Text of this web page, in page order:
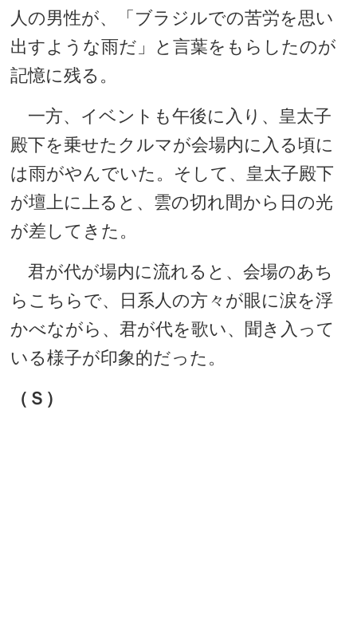
人の男性が、「ブラジルでの苦労を思い
出すような雨だ」と言葉をもらしたのが
記憶に残る。
一方、イベントも午後に入り、皇太子
殿下を乗せたクルマが会場内に入る頃に
は雨がやんでいた。そして、皇太子殿下
が壇上に上ると、雲の切れ間から日の光
が差してきた。
君が代が場内に流れると、会場のあち
らこちらで、日系人の方々が眼に涙を浮
かべながら、君が代を歌い、聞き入って
いる様子が印象的だった。
（Ｓ）